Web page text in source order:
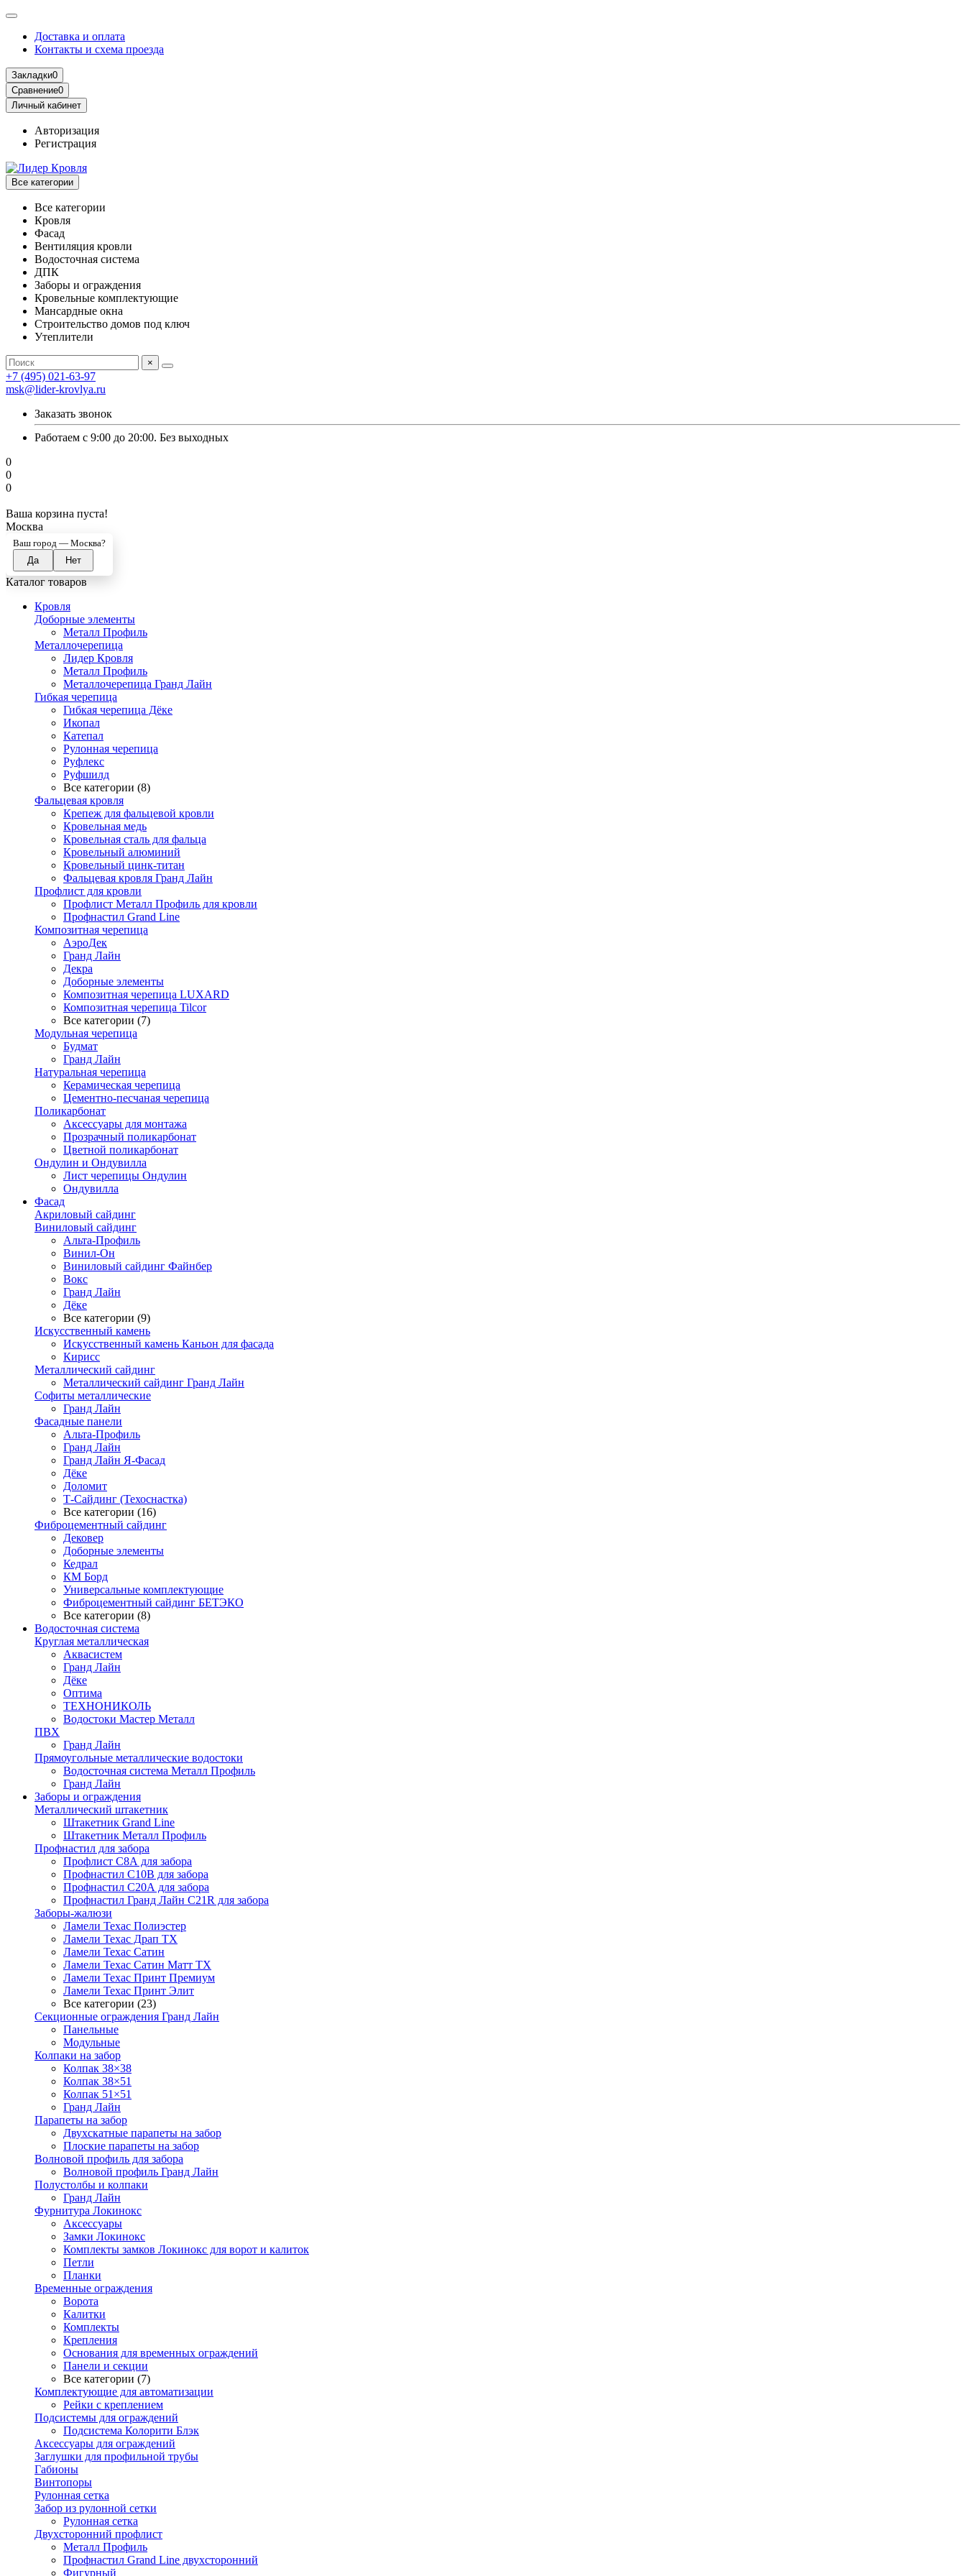
Доставка и оплата
Контакты и схема проезда
Закладки0
Сравнение0
Личный кабинет
Авторизация
Регистрация
Все категории
Все категории
Кровля
Фасад
Вентиляция кровли
Водосточная система
ДПК
Заборы и ограждения
Кровельные комплектующие
Мансардные окна
Строительство домов под ключ
Утеплители
×
+7 (495) 021-63-97
msk@lider-krovlya.ru
Заказать звонок
Работаем с 9:00 до 20:00. Без выходных
0
0
0
Ваша корзина пуста!
Москва
Ваш город — Москва?
Каталог товаров
Кровля
Доборные элементы
Металл Профиль
Металлочерепица
Лидер Кровля
Металл Профиль
Металлочерепица Гранд Лайн
Гибкая черепица
Гибкая черепица Дёке
Икопал
Катепал
Рулонная черепица
Руфлекс
Руфшилд
Все категории (8)
Фальцевая кровля
Крепеж для фальцевой кровли
Кровельная медь
Кровельная сталь для фальца
Кровельный алюминий
Кровельный цинк-титан
Фальцевая кровля Гранд Лайн
Профлист для кровли
Профлист Металл Профиль для кровли
Профнастил Grand Line
Композитная черепица
АэроДек
Гранд Лайн
Декра
Доборные элементы
Композитная черепица LUXARD
Композитная черепица Tilcor
Все категории (7)
Модульная черепица
Будмат
Гранд Лайн
Натуральная черепица
Керамическая черепица
Цементно-песчаная черепица
Поликарбонат
Аксессуары для монтажа
Прозрачный поликарбонат
Цветной поликарбонат
Ондулин и Ондувилла
Лист черепицы Ондулин
Ондувилла
Фасад
Акриловый сайдинг
Виниловый сайдинг
Альта-Профиль
Винил-Он
Виниловый сайдинг Файнбер
Вокс
Гранд Лайн
Дёке
Все категории (9)
Искусственный камень
Искусственный камень Каньон для фасада
Кирисс
Металлический сайдинг
Металлический сайдинг Гранд Лайн
Софиты металлические
Гранд Лайн
Фасадные панели
Альта-Профиль
Гранд Лайн
Гранд Лайн Я-Фасад
Дёке
Доломит
Т-Сайдинг (Техоснастка)
Все категории (16)
Фиброцементный сайдинг
Дековер
Доборные элементы
Кедрал
КМ Борд
Универсальные комплектующие
Фиброцементный сайдинг БЕТЭКО
Все категории (8)
Водосточная система
Круглая металлическая
Аквасистем
Гранд Лайн
Дёке
Оптима
ТЕХНОНИКОЛЬ
Водостоки Мастер Металл
ПВХ
Гранд Лайн
Прямоугольные металлические водостоки
Водосточная система Металл Профиль
Гранд Лайн
Заборы и ограждения
Металлический штакетник
Штакетник Grand Line
Штакетник Металл Профиль
Профнастил для забора
Профлист С8А для забора
Профнастил С10В для забора
Профнастил С20А для забора
Профнастил Гранд Лайн С21R для забора
Заборы-жалюзи
Ламели Техас Полиэстер
Ламели Техас Драп ТХ
Ламели Техас Сатин
Ламели Техас Сатин Матт ТХ
Ламели Техас Принт Премиум
Ламели Техас Принт Элит
Все категории (23)
Секционные ограждения Гранд Лайн
Панельные
Модульные
Колпаки на забор
Колпак 38×38
Колпак 38×51
Колпак 51×51
Гранд Лайн
Парапеты на забор
Двухскатные парапеты на забор
Плоские парапеты на забор
Волновой профиль для забора
Волновой профиль Гранд Лайн
Полустолбы и колпаки
Гранд Лайн
Фурнитура Локинокс
Аксессуары
Замки Локинокс
Комплекты замков Локинокс для ворот и калиток
Петли
Планки
Временные ограждения
Ворота
Калитки
Комплекты
Крепления
Основания для временных ограждений
Панели и секции
Все категории (7)
Комплектующие для автоматизации
Рейки с креплением
Подсистемы для ограждений
Подсистема Колорити Блэк
Аксессуары для ограждений
Заглушки для профильной трубы
Габионы
Винтопоры
Рулонная сетка
Забор из рулонной сетки
Рулонная сетка
Двухсторонний профлист
Металл Профиль
Профнастил Grand Line двухсторонний
Фигурный